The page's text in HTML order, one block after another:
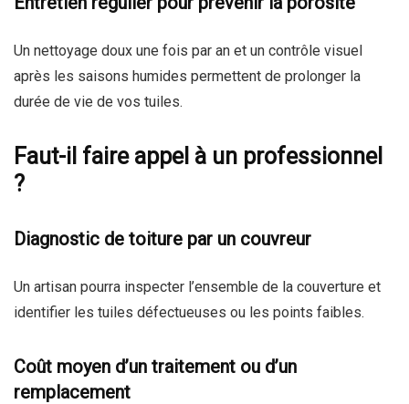
Un nettoyage doux une fois par an et un contrôle visuel
après les saisons humides permettent de prolonger la
durée de vie de vos tuiles.
Faut-il faire appel à un professionnel
?
Diagnostic de toiture par un couvreur
Un artisan pourra inspecter l’ensemble de la couverture et
identifier les tuiles défectueuses ou les points faibles.
Coût moyen d’un traitement ou d’un
remplacement